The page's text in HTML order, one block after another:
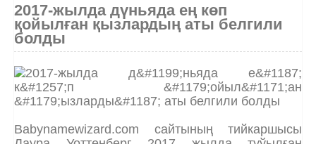
2017-жылда дүньяда ең көп
қойылған қызлардың аты белгили
болды
Babynamewizard.com сайтының тийкаршысы